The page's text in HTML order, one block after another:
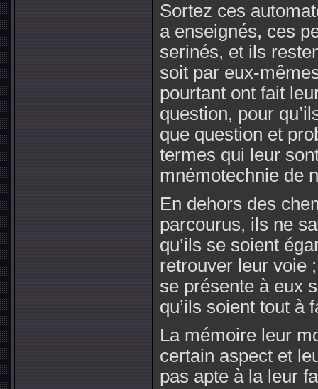
Sortez ces
a enseignés, ces
serinés, et ils
soit par eux-
pourtant ont fait
question, pour
que question et
termes qui leur
mnémotechnie de
En dehors des
parcourus, ils ne
qu’ils se soient
retrouver leur voie
se présente à eux
qu’ils soient tout à
La mémoire leur
certain aspect et
pas apte à la leur